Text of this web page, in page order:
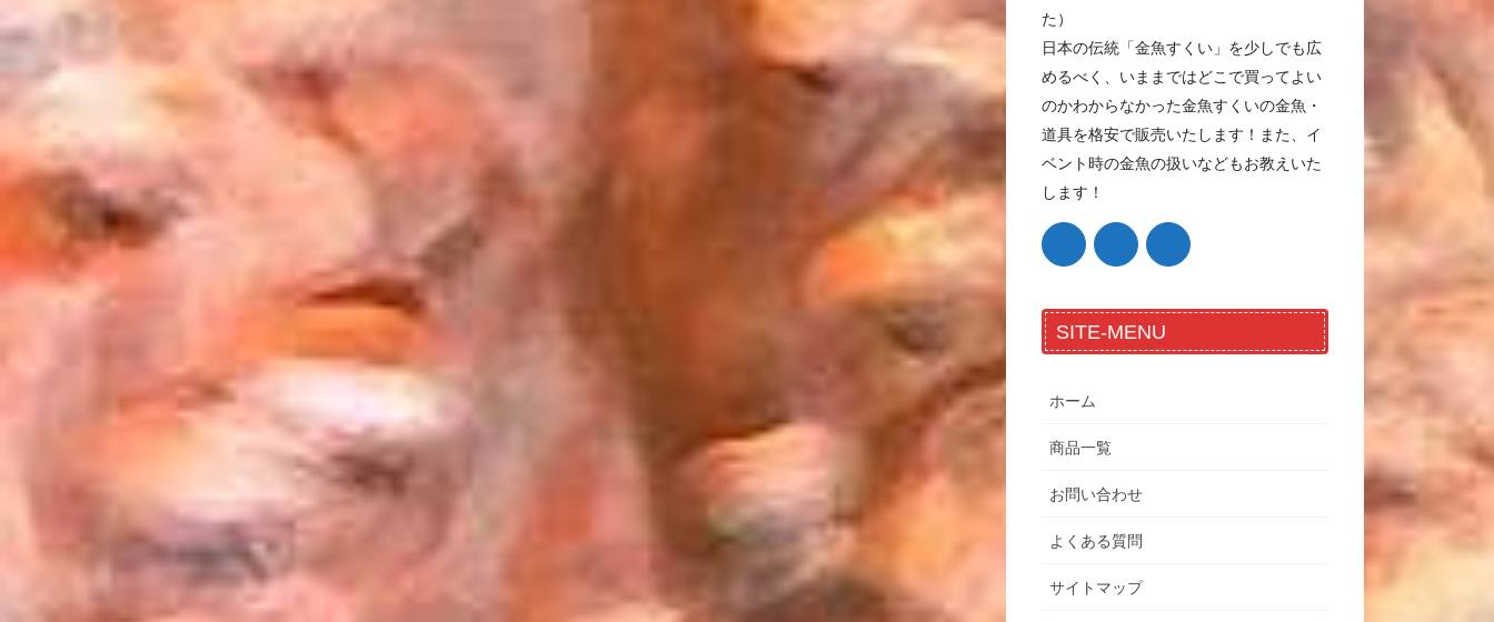
た）
日本の伝統「金魚すくい」を少しでも広
めるべく、いままではどこで買ってよい
のかわからなかった金魚すくいの金魚・
道具を格安で販売いたします！また、イ
ベント時の金魚の扱いなどもお教えいた
します！
SITE-MENU
ホーム
商品一覧
お問い合わせ
よくある質問
サイトマップ